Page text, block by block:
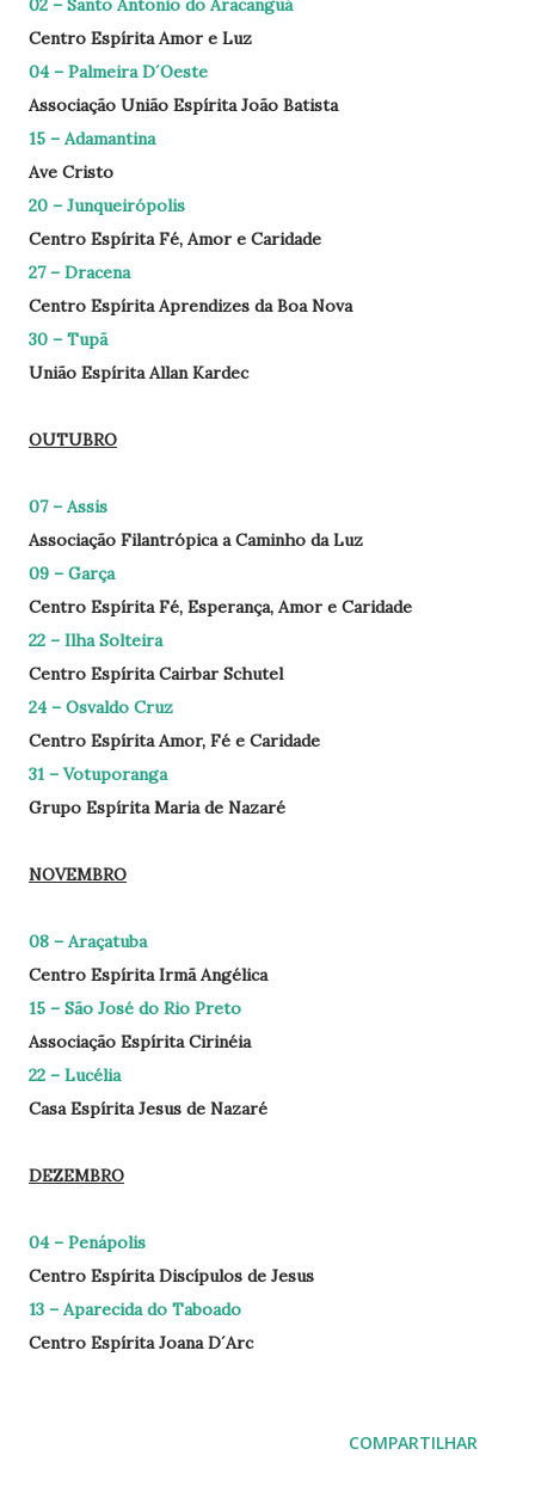
02 – Santo Antonio do Aracanguá
Centro Espírita Amor e Luz
04 – Palmeira D´Oeste
Associação União Espírita João Batista
15 – Adamantina
Ave Cristo
20 – Junqueirópolis
Centro Espírita Fé, Amor e Caridade
27 – Dracena
Centro Espírita Aprendizes da Boa Nova
30 – Tupã
União Espírita Allan Kardec
OUTUBRO
07 – Assis
Associação Filantrópica a Caminho da Luz
09 – Garça
Centro Espírita Fé, Esperança, Amor e Caridade
22 – Ilha Solteira
Centro Espírita Cairbar Schutel
24 – Osvaldo Cruz
Centro Espírita Amor, Fé e Caridade
31 – Votuporanga
Grupo Espírita Maria de Nazaré
NOVEMBRO
08 – Araçatuba
Centro Espírita Irmã Angélica
15 – São José do Rio Preto
Associação Espírita Cirinéia
22 – Lucélia
Casa Espírita Jesus de Nazaré
DEZEMBRO
04 – Penápolis
Centro Espírita Discípulos de Jesus
13 – Aparecida do Taboado
Centro Espírita Joana D´Arc
COMPARTILHAR